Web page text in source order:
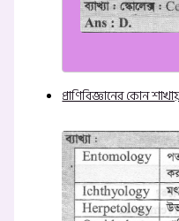
প্রাণিবিজ্ঞানের কোন